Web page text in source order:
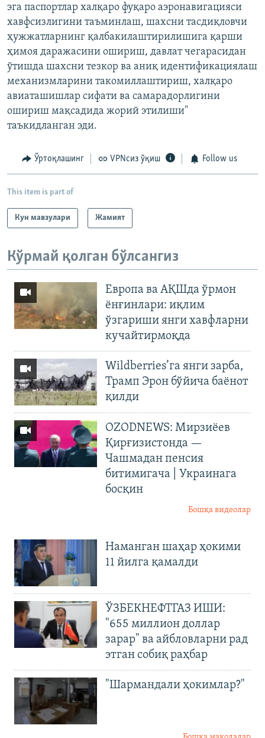
эга паспортлар халқаро фуқаро аэронавигацияси
хавфсизлигини таъминлаш, шахсни тасдиқловчи
ҳужжатларнинг қалбакилаштирилишига қарши
ҳимоя даражасини ошириш, давлат чегарасидан
ўтишда шахсни тезкор ва аниқ идентификациялаш
механизмларини такомиллаштириш, халқаро
авиаташишлар сифати ва самарадорлигини
ошириш мақсадида жорий этилиши"
таъкидланган эди.
Ўртоқлашинг VPNсиз ўқиш Follow us
This item is part of
Кун мавзулари Жамият
Кўрмай қолган бўлсангиз
Европа ва АҚШда ўрмон
ёнғинлари: иқлим
ўзгариши янги хавфларни
кучайтирмоқда
Wildberries’га янги зарба,
Трамп Эрон бўйича баёнот
қилди
OZODNEWS: Мирзиёев
Қирғизистонда —
Чашмадан пенсия
битимигача | Украинага
босқин
Бошқа видеолар
Наманган шаҳар ҳокими
11 йилга қамалди
ЎЗБЕКНЕФТГАЗ ИШИ:
"655 миллион доллар
зарар" ва айбловларни рад
этган собиқ раҳбар
"Шармандали ҳокимлар?"